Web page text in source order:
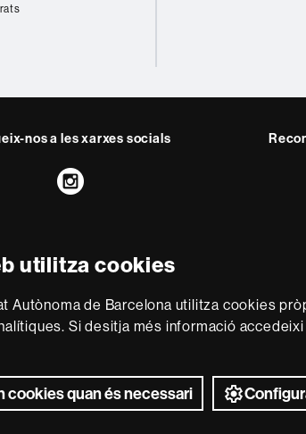
utilitza cookies
Autònoma de Barcelona utilitza cookies
Si desitja més informació
cookies quan és necessari
nos a les xarxes socials
Instagram
Avís legal
Som una universitat capdavantera
flexible, ajustada a les necessitats